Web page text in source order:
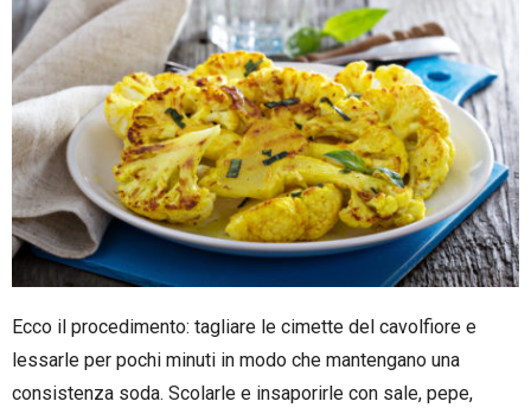
Ecco il procedimento: tagliare le cimette del cavolfiore e
lessarle per pochi minuti in modo che mantengano una
consistenza soda. Scolarle e insaporirle con sale, pepe,